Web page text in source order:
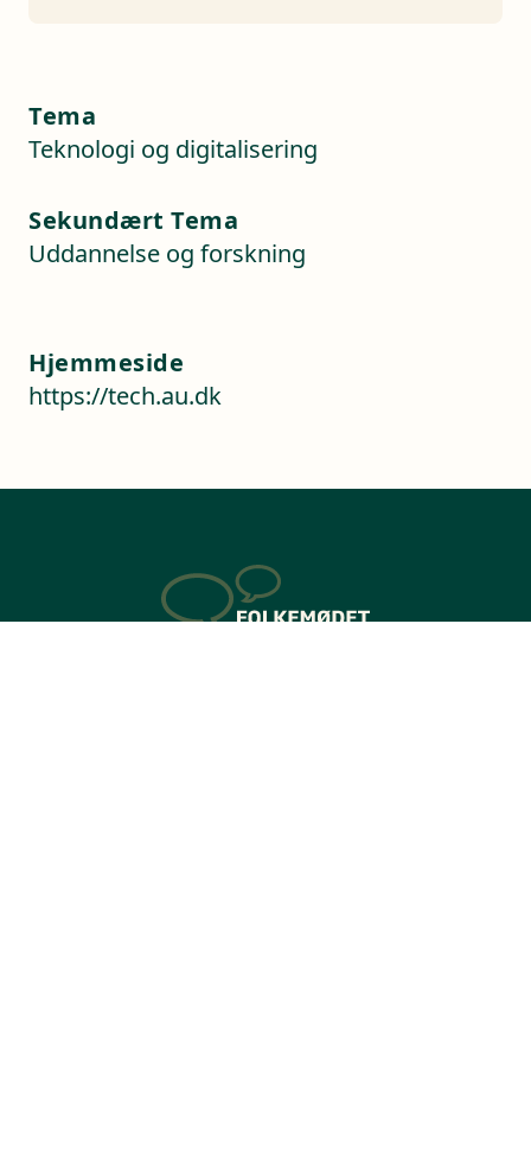
Tema
Teknologi og digitalisering
Sekundært Tema
Uddannelse og forskning
Hjemmeside
https://tech.au.dk